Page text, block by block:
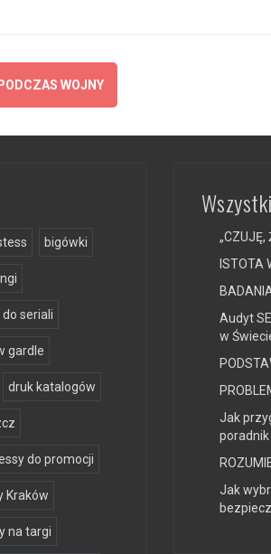
WOJNY
bigówki
seriali
gardle
druk katalogów
do promocji
Kraków
na targi
„CZUJĘ,
ISTOTA
Audyt
w
Jak
Jak